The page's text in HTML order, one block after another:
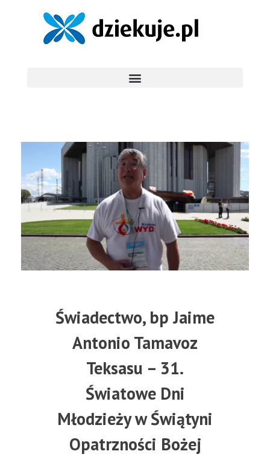
Świadectwo, bp Jaime
Antonio Tamavoz
Teksasu – 31.
Światowe Dni
Młodzieży w Świątyni
Opatrzności Bożej